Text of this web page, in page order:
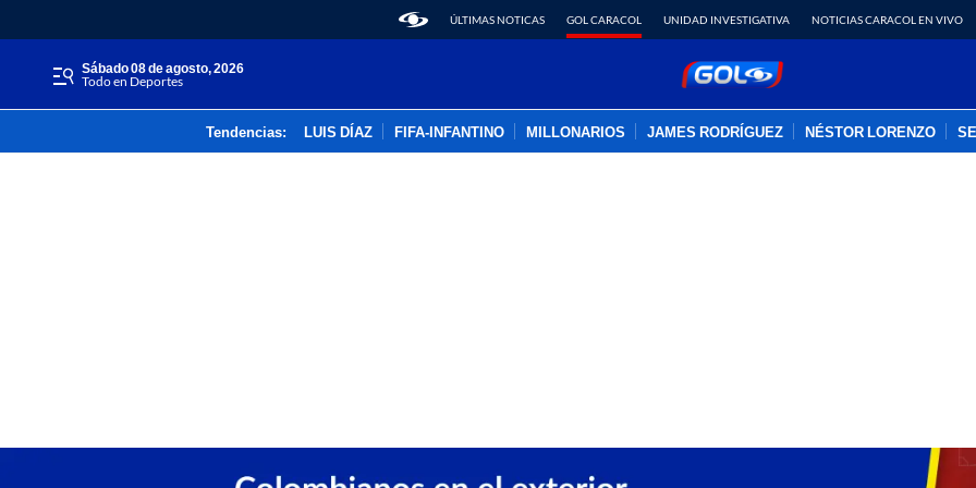
ÚLTIMAS NOTICAS GOL CARACOL UNIDAD INVESTIGATIVA NOTICIAS CARACOL EN VIVO
sábado 08 de agosto, 2026
Todo en Deportes
Tendencias: LUIS DÍAZ FIFA-INFANTINO MILLONARIOS JAMES RODRÍGUEZ NÉSTOR LORENZO